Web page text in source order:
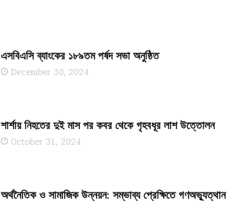
এসবিএসি ব্যাংকের ১৮৯তম পর্ষদ সভা অনুষ্ঠিত
December 30, 2024
শার্শায় নিহতের দুই মাস পর কবর থেকে গৃহবধূর লাশ উত্তোলন
October 31, 2024
অর্থনৈতিক ও সামাজিক উন্নয়ন: সম্ভাব্য প্রেক্ষিতে গণঅভ্যুত্থান